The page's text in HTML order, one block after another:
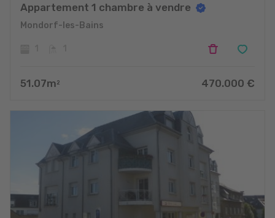
Appartement 1 chambre à vendre
Mondorf-les-Bains
51.07m 2 470.000 €